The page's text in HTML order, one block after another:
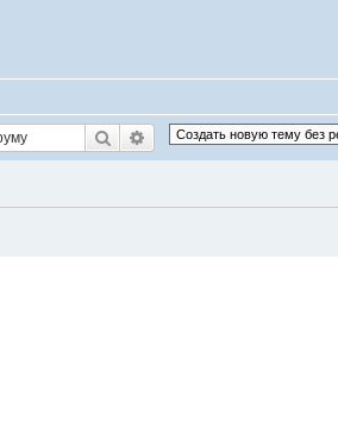
Поиск Расширенный поиск